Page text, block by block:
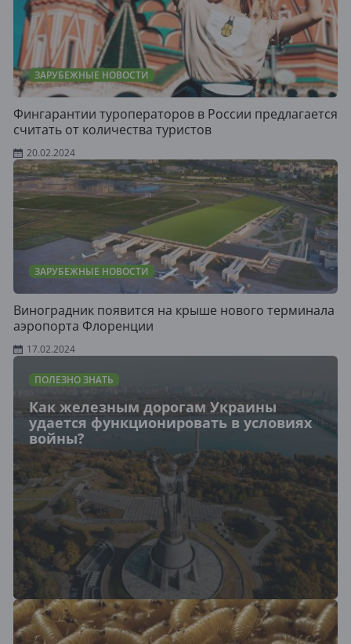
ЗАРУБЕЖНЫЕ НОВОСТИ
Фингарантии туроператоров в России предлагается
считать от количества туристов
20.02.2024
ЗАРУБЕЖНЫЕ НОВОСТИ
Виноградник появится на крыше нового терминала
аэропорта Флоренции
17.02.2024
ПОЛЕЗНО ЗНАТЬ
Как железным дорогам Украины
удается функционировать в условиях
войны?